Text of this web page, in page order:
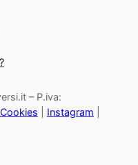
– P.iva:
Cookies Instagram